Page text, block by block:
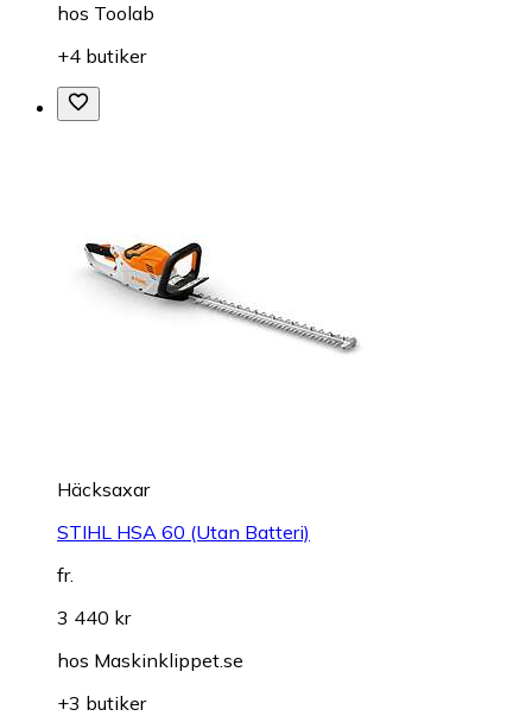
hos Toolab
+4 butiker
Häcksaxar
STIHL HSA 60 (Utan Batteri)
fr.
3 440 kr
hos Maskinklippet.se
+3 butiker